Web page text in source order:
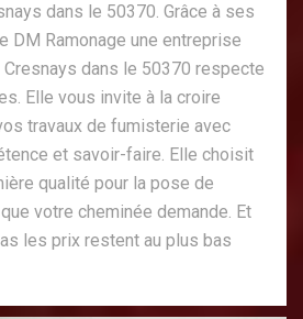
dans le 50370. Grâce à ses
DM Ramonage une entreprise
dans le 50370 respecte
Elle vous invite à la croire
travaux de fumisterie avec
et savoir-faire. Elle choisit
qualité pour la pose de
votre cheminée demande. Et
les prix restent au plus bas